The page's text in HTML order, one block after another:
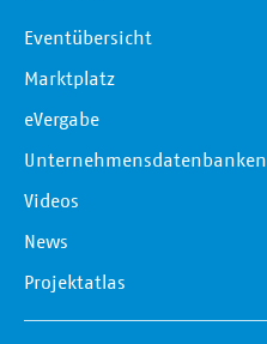
Eventübersicht
Marktplatz
eVergabe
Unternehmensdatenbanken
Videos
News
Projektatlas